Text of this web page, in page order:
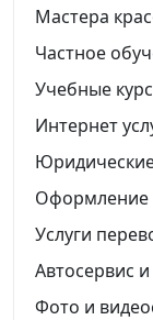
Мастера
Частное
Учебные
Интернет
Юридические
Оформление
Услуги
Автосервис
Фото и